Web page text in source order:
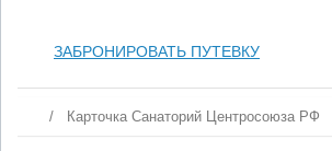
ЗАБРОНИРОВАТЬ ПУТЕВКУ
/ Карточка Санаторий Центросоюза РФ